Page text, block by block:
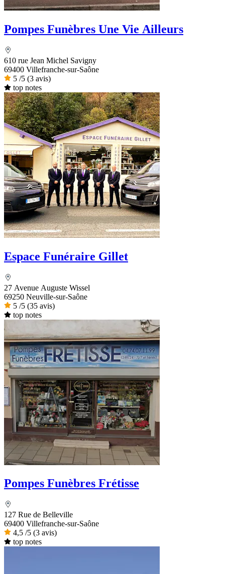
Pompes Funèbres Une Vie Ailleurs
610 rue Jean Michel Savigny
69400 Villefranche-sur-Saône
5 /5 (3 avis)
top notes
Espace Funéraire Gillet
27 Avenue Auguste Wissel
69250 Neuville-sur-Saône
5 /5 (35 avis)
top notes
Pompes Funèbres Frétisse
127 Rue de Belleville
69400 Villefranche-sur-Saône
4,5 /5 (3 avis)
top notes